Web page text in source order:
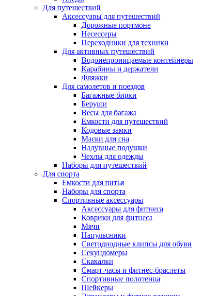
Для путешествий
Аксессуары для путешествий
Дорожные портмоне
Несессеры
Переходники для техники
Для активных путешествий
Водонепроницаемые контейнеры
Карабины и держатели
Фляжки
Для самолетов и поездов
Багажные бирки
Беруши
Весы для багажа
Емкости для путешествий
Кодовые замки
Маски для сна
Надувные подушки
Чехлы для одежды
Наборы для путешествий
Для спорта
Емкости для питья
Наборы для спорта
Спортивные аксессуары
Аксессуары для фитнеса
Коврики для фитнеса
Мячи
Напульсники
Светодиодные клипсы для обуви
Секундомеры
Скакалки
Смарт-часы и фитнес-браслеты
Спортивные полотенца
Шейкеры